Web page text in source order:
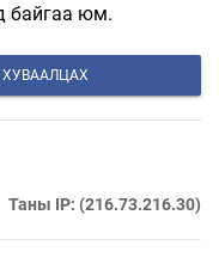
байгаа юм.
ХУВААЛЦАХ
Таны IP: (216.73.216.30)